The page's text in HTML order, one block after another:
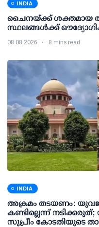
INDIA
ചൈനയ്ക്ക് ശക്തമായ
സ്ഥലങ്ങള്‍ക്ക്
08 08 2026 8 mins read
INDIA
അക്രമം തടയണം:
കണ്ടില്ലെന്ന്
സുപ്രീം കോടതിയുടെ